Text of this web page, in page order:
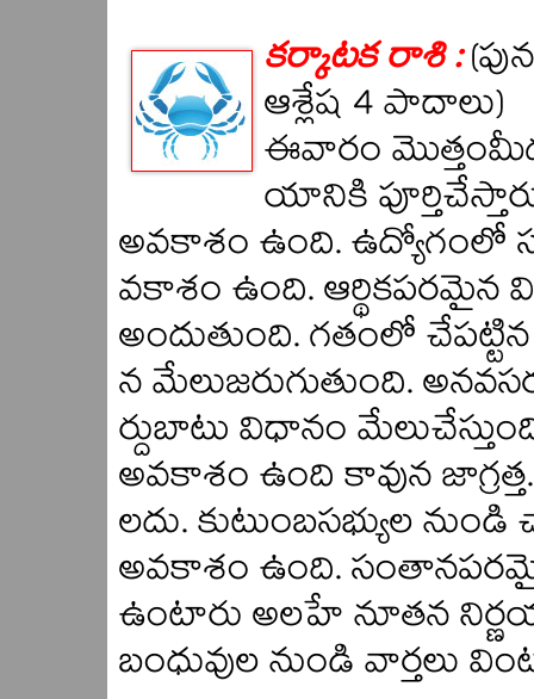
కర్కాటక రాశి :
ఆశ్లేష 4 పాదాలు)
ఈవారం మొత్తంమీద
యానికి
అవకాశం ఉంది. ఉద్యోగంలో
వకాశం ఉంది.
అందుతుంది. గతంలో
న మేలుజరుగుతుంది.
ర్దుబాటు విధానం
అవకాశం ఉంది కావున
లదు. కుటుంబసభ్యుల
అవకాశం ఉంది.
ఉంటారు అలహే నూతన
బంధువుల నుండి వార్తలు